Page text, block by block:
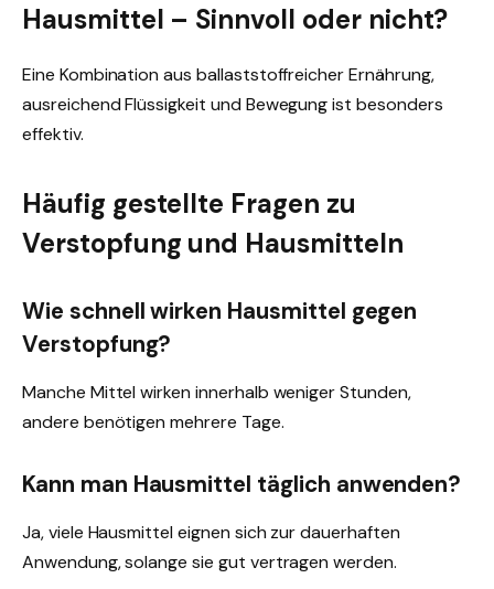
Hausmittel – Sinnvoll oder nicht?
Eine Kombination aus ballaststoffreicher Ernährung,
ausreichend Flüssigkeit und Bewegung ist besonders
effektiv.
Häufig gestellte Fragen zu
Verstopfung und Hausmitteln
Wie schnell wirken Hausmittel gegen
Verstopfung?
Manche Mittel wirken innerhalb weniger Stunden,
andere benötigen mehrere Tage.
Kann man Hausmittel täglich anwenden?
Ja, viele Hausmittel eignen sich zur dauerhaften
Anwendung, solange sie gut vertragen werden.